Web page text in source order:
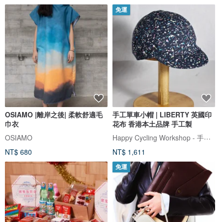
OSIAMO |離岸之後| 柔軟舒適毛
巾衣
OSIAMO
NT$ 680
免運
手工單車小帽 | LIBERTY 英國印
花布 香港本土品牌 手工製
Happy Cycling Workshop - 手工單車小帽
NT$ 1,611
免運